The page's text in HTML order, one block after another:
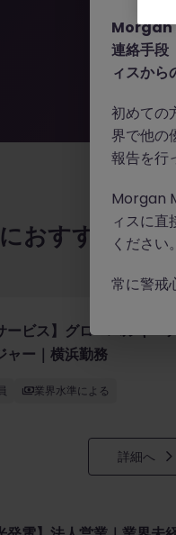
おすすめの求
ービス】グローバルキー
ャー｜横浜勤務
業界水準による
詳細へ
Morgan
連絡手
ィスから
初めての
界で他の
報告を行
Morgan
ィスに直
ください。
常に警戒